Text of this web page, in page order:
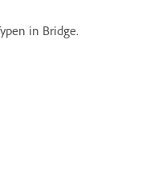
in Bridge.